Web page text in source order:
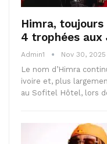
Himra,
4 trophées aux
Admin1 Nov 30, 2025
Le nom d’Himra
ivoire et, plus
au Sofitel Hôtel, lors